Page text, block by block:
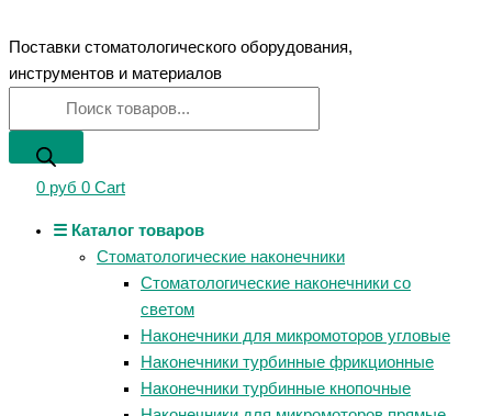
Поставки стоматологического оборудования,
инструментов и материалов
0 руб 0 Cart
☰ Каталог товаров
Стоматологические наконечники
Стоматологические наконечники со
светом
Наконечники для микромоторов угловые
Наконечники турбинные фрикционные
Наконечники турбинные кнопочные